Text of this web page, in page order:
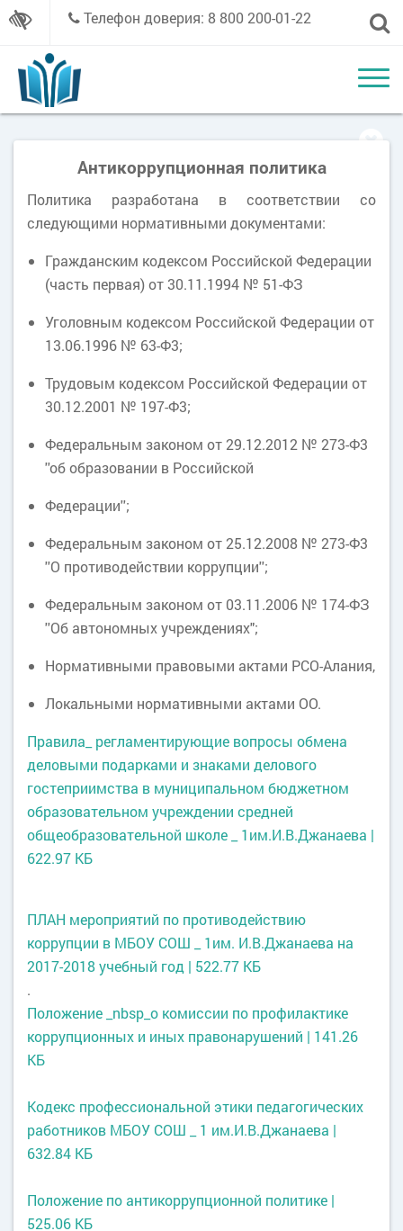
Телефон доверия: 8 800 200-01-22
Антикоррупционная политика
Политика разработана в соответствии со
следующими нормативными документами:
Гражданским кодексом Российской Федерации
(часть первая) от 30.11.1994 № 51-ФЗ
Уголовным кодексом Российской Федерации от
13.06.1996 № 63-Ф3;
Трудовым кодексом Российской Федерации от
30.12.2001 № 197-Ф3;
Федеральным законом от 29.12.2012 № 273-Ф3
''об образовании в Российской
Федерации'';
Федеральным законом от 25.12.2008 № 273-Ф3
''О противодействии коррупции'';
Федеральным законом от 03.11.2006 № 174-ФЗ
''Об автономных учреждениях";
Нормативными правовыми актами РСО-Алания,
Локальными нормативными актами ОО.
Правила_ регламентирующие вопросы обмена
деловыми подарками и знаками делового
гостеприимства в муниципальном бюджетном
образовательном учреждении средней
общеобразовательной школе _ 1им.И.В.Джанаева |
622.97 КБ
ПЛАН мероприятий по противодействию
коррупции в МБОУ СОШ _ 1им. И.В.Джанаева на
2017-2018 учебный год | 522.77 КБ
.
Положение _nbsp_о комиссии по профилактике
коррупционных и иных правонарушений | 141.26
КБ
Кодекс профессиональной этики педагогических
работников МБОУ СОШ _ 1 им.И.В.Джанаева |
632.84 КБ
Положение по антикоррупционной политике |
525.06 КБ